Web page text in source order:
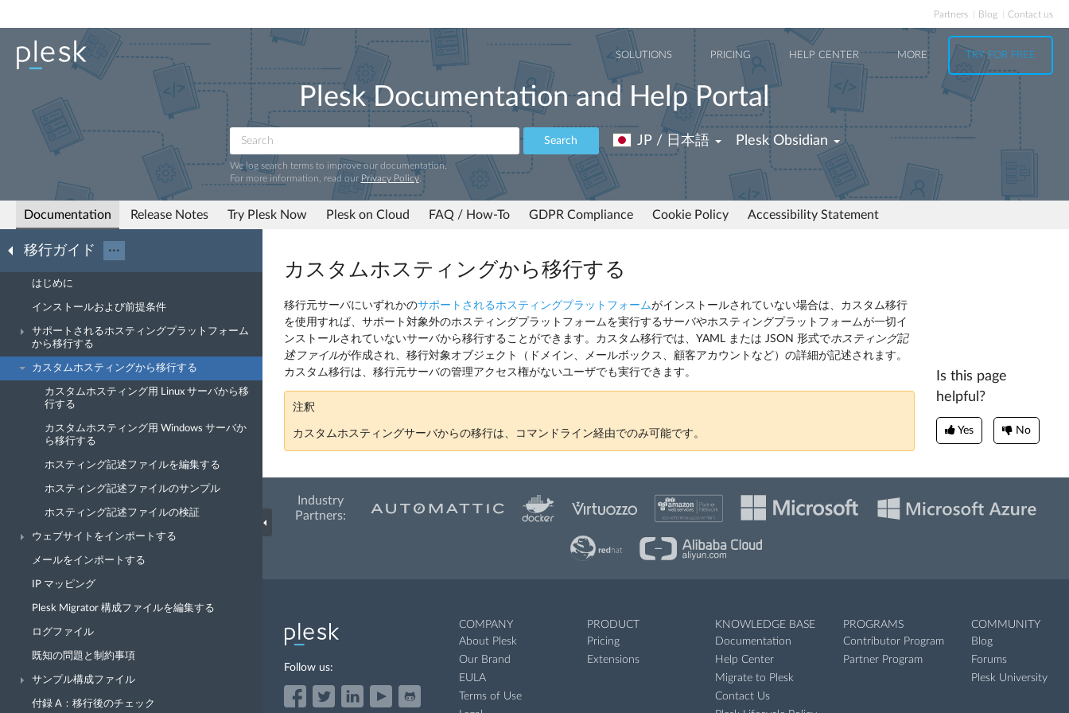
Partners Blog Contact us
SOLUTIONS PRICING HELP CENTER MORE TRY FOR FREE
Plesk Documentation and Help Portal
Search
We log search terms to improve our documentation.
For more information, read our Privacy Policy.
JP / 日本語 Plesk Obsidian
Documentation Release Notes Try Plesk Now Plesk on Cloud FAQ / How-To GDPR Compliance Cookie Policy Accessibility Statement
移行ガイド ···
はじめに
インストールおよび前提条件
サポートされるホスティングプラットフォーム
から移行する
カスタムホスティングから移行する
カスタムホスティング用 Linux サーバから移
行する
カスタムホスティング用 Windows サーバか
ら移行する
ホスティング記述ファイルを編集する
ホスティング記述ファイルのサンプル
ホスティング記述ファイルの検証
ウェブサイトをインポートする
メールをインポートする
IP マッピング
Plesk Migrator 構成ファイルを編集する
ログファイル
既知の問題と制約事項
サンプル構成ファイル
付録 A：移行後のチェック
カスタムホスティングから移行する
移行元サーバにいずれかのサポートされるホスティングプラットフォームがインストールされていない場合は、カスタム移行
を使用すれば、サポート対象外のホスティングプラットフォームを実行するサーバやホスティングプラットフォームが一切イ
ンストールされていないサーバから移行することができます。カスタム移行では、YAML または JSON 形式でホスティング記
述ファイルが作成され、移行対象オブジェクト（ドメイン、メールボックス、顧客アカウントなど）の詳細が記述されます。
カスタム移行は、移行元サーバの管理アクセス権がないユーザでも実行できます。
注釈
カスタムホスティングサーバからの移行は、コマンドライン経由でのみ可能です。
Is this page
helpful?
Yes No
Industry
Partners:
Follow us:
COMPANY
About Plesk
Our Brand
EULA
Terms of Use
PRODUCT
Pricing
Extensions
KNOWLEDGE BASE
Documentation
Help Center
Migrate to Plesk
Contact Us
PROGRAMS
Contributor Program
Partner Program
COMMUNITY
Blog
Forums
Plesk University